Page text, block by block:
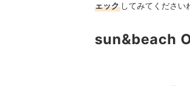
ェック してみてください
sun&beach